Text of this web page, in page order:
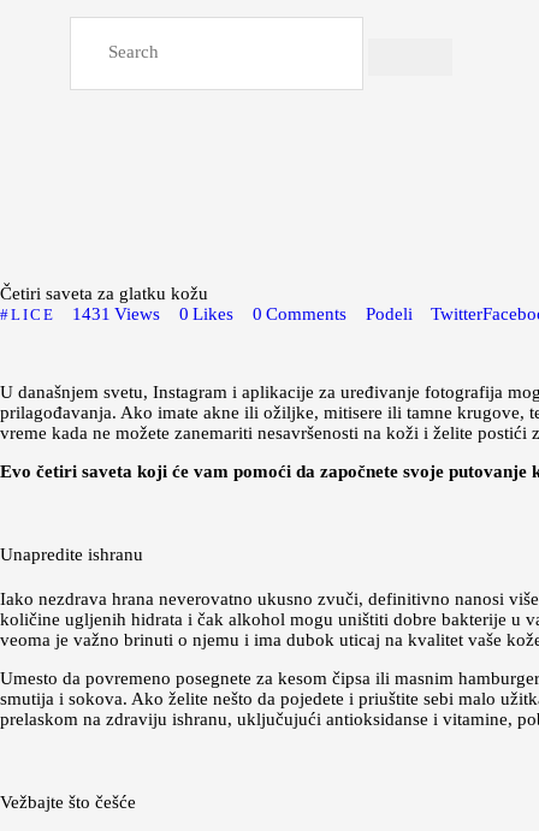
Četiri saveta za glatku kožu
LICE 1431 Views 0 Likes 0 Comments Podeli Twitter
U današnjem svetu, Instagram i aplikacije za uređivanje fotografija
prilagođavanja. Ako imate akne ili ožiljke, mitisere ili tamne krugove,
vreme kada ne možete zanemariti nesavršenosti na koži i želite
Evo četiri saveta koji će vam pomoći da započnete svoje putovanje
Unapredite ishranu
Iako nezdrava hrana neverovatno ukusno zvuči, definitivno nanosi
količine ugljenih hidrata i čak alkohol mogu uništiti dobre bakterije u
veoma je važno brinuti o njemu i ima dubok uticaj na kvalitet vaše
Umesto da povremeno posegnete za kesom čipsa ili masnim
smutija i sokova. Ako želite nešto da pojedete i priuštite sebi malo
prelaskom na zdraviju ishranu, uključujući antioksidanse i vitamine,
Vežbajte što češće